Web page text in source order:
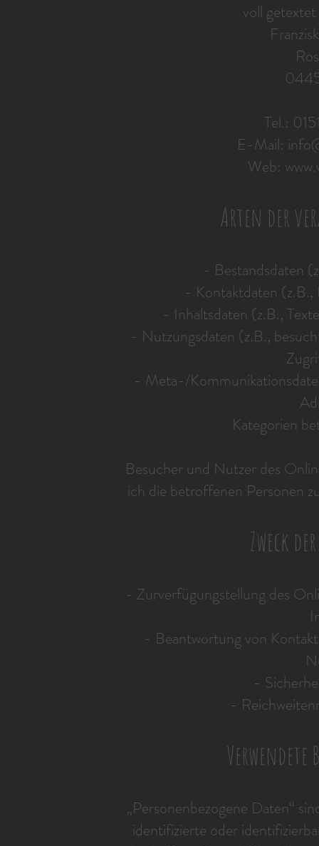
voll
Tel.:
E-Mail:
Web:
Arten der
- Bestandsdaten
- Kontaktdaten
- Inhaltsdaten (z.B.,
- Nutzungsdaten (z.B.,
- Meta-/
Kategorien
Besucher und Nutzer des
ich die betroffenen Personen
Zweck
- Zurverfügungstellung des
- Beantwortung von
-
-
„Personenbezogene Daten“
identifizierte oder